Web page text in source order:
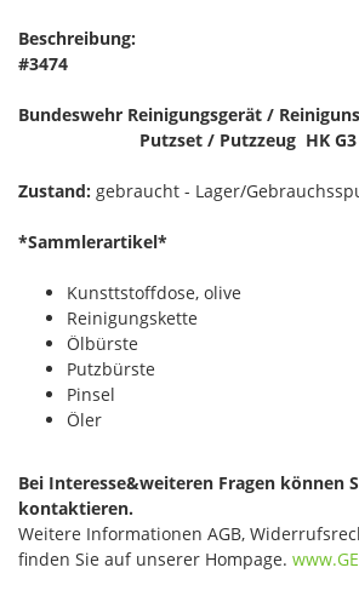
Beschreibung:
#3474
Bundeswehr Reinigungsgerät /
Putzset / Putzzeug HK G3
Zustand: gebraucht - Lager/
*Sammlerartikel*
Kunsttstoffdose, olive
Reinigungskette
Ölbürste
Putzbürste
Pinsel
Öler
Bei Interesse&weiteren Fragen können
kontaktieren.
Weitere Informationen AGB,
finden Sie auf unserer Hompage.